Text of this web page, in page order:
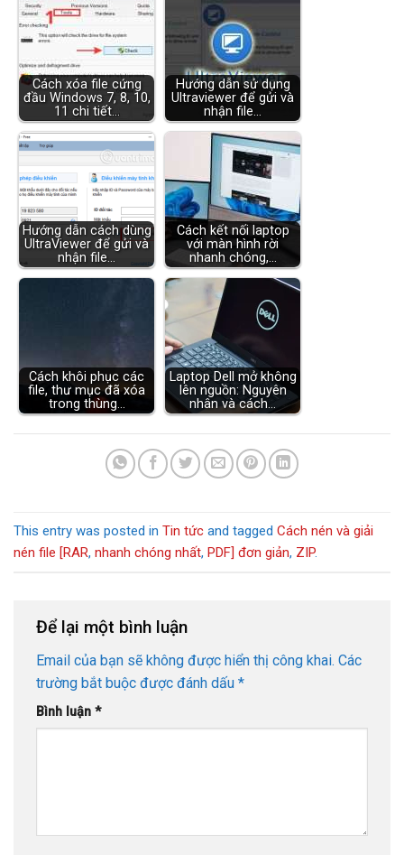
Cách xóa file cứng
đầu Windows 7, 8, 10,
11 chi tiết…
Hướng dẫn sử dụng
Ultraviewer để gửi và
nhận file…
Hướng dẫn cách dùng
UltraViewer để gửi và
nhận file…
Cách kết nối laptop
với màn hình rời
nhanh chóng,…
Cách khôi phục các
file, thư mục đã xóa
trong thùng…
Laptop Dell mở không
lên nguồn: Nguyên
nhân và cách…
This entry was posted in Tin tức and tagged Cách nén và giải
nén file [RAR, nhanh chóng nhất, PDF] đơn giản, ZIP.
Để lại một bình luận
Email của bạn sẽ không được hiển thị công khai. Các
trường bắt buộc được đánh dấu *
Bình luận *